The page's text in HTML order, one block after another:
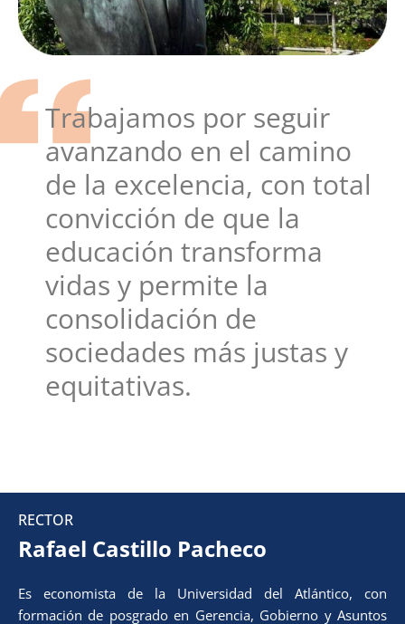
Trabajamos por seguir
avanzando en el camino
de la excelencia, con total
convicción de que la
educación transforma
vidas y permite la
consolidación de
sociedades más justas y
equitativas.
RECTOR
Rafael Castillo Pacheco
Es economista de la Universidad del Atlántico, con
formación de posgrado en Gerencia, Gobierno y Asuntos